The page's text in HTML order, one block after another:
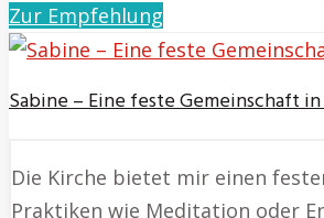
Zur Empfehlung
Sabine – Eine feste Gemeinschaft
Die Kirche bietet mir einen
Praktiken wie Meditation oder